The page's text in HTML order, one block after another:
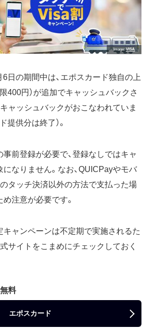
Image VISA
日の期間中は、エポスカード独自の上
400円）が追加でキャッシュバックさ
ャッシュバックがおこなわれていま
提供分は終了）。
前登録が必要で、登録なしではキャ
なりません。なお、QUICPayやモバ
タッチ決済以外の方法で支払った場
注意が必要です。
キャンペーンは不定期で実施されるた
サイトをこまめにチェックしておく
料
エポスカード